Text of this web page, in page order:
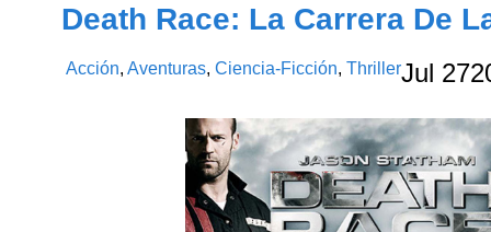
Death Race: La Carrera De
Acción,Aventuras,Ciencia-Ficción,ThrillerJul 27